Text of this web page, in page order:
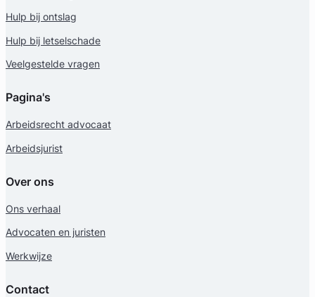
Hulp bij ontslag
Hulp bij letselschade
Veelgestelde vragen
Pagina's
Arbeidsrecht advocaat
Arbeidsjurist
Over ons
Ons verhaal
Advocaten en juristen
Werkwijze
Contact